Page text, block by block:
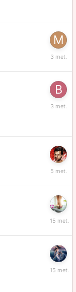
Spalio
Spalio
Rugsėjo
Birželio